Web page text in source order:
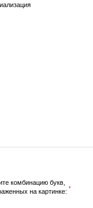
комбинацию букв,
на картинке: *